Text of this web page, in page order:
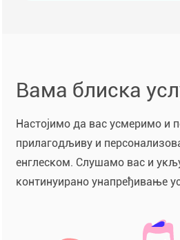
Вама блиска
Настојимо да вас усмеримо и
прилагодљиву и
енглеском. Слушамо вас и
континуирано унапређивање